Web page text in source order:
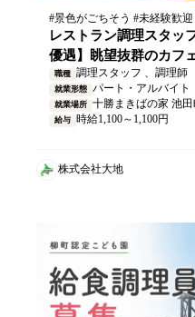
#景色がごちそう #未経験歓
レストラン調理スタッ
優遇】眺望抜群のカフ
職種 調理スタッフ 、調理師
就業形態 パート・アルバイト
就業場所 十勝まきばの家 池
給与 時給1,100～1,100円
株式会社大地